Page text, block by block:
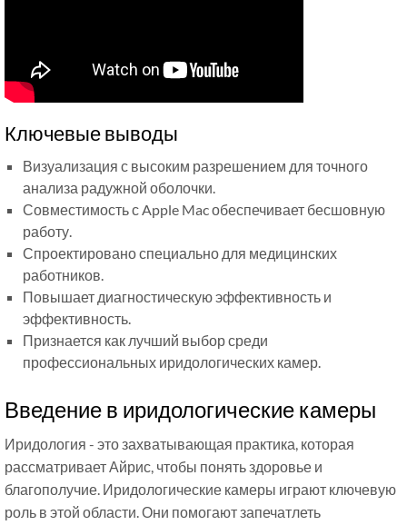
Ключевые выводы
Визуализация с высоким разрешением для точного
анализа радужной оболочки.
Совместимость с Apple Mac обеспечивает бесшовную
работу.
Спроектировано специально для медицинских
работников.
Повышает диагностическую эффективность и
эффективность.
Признается как лучший выбор среди
профессиональных иридологических камер.
Введение в иридологические камеры
Иридология - это захватывающая практика, которая
рассматривает Айрис, чтобы понять здоровье и
благополучие. Иридологические камеры играют ключевую
роль в этой области. Они помогают запечатлеть